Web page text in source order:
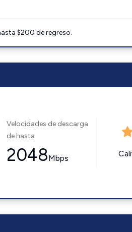
$200 de regreso.
Velocidades de descarga
de hasta
2048Mbps